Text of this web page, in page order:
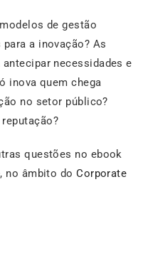
de gestão
a inovação? As
necessidades e
inova quem chega
no setor público?
questões no ebook
no âmbito doCorporate